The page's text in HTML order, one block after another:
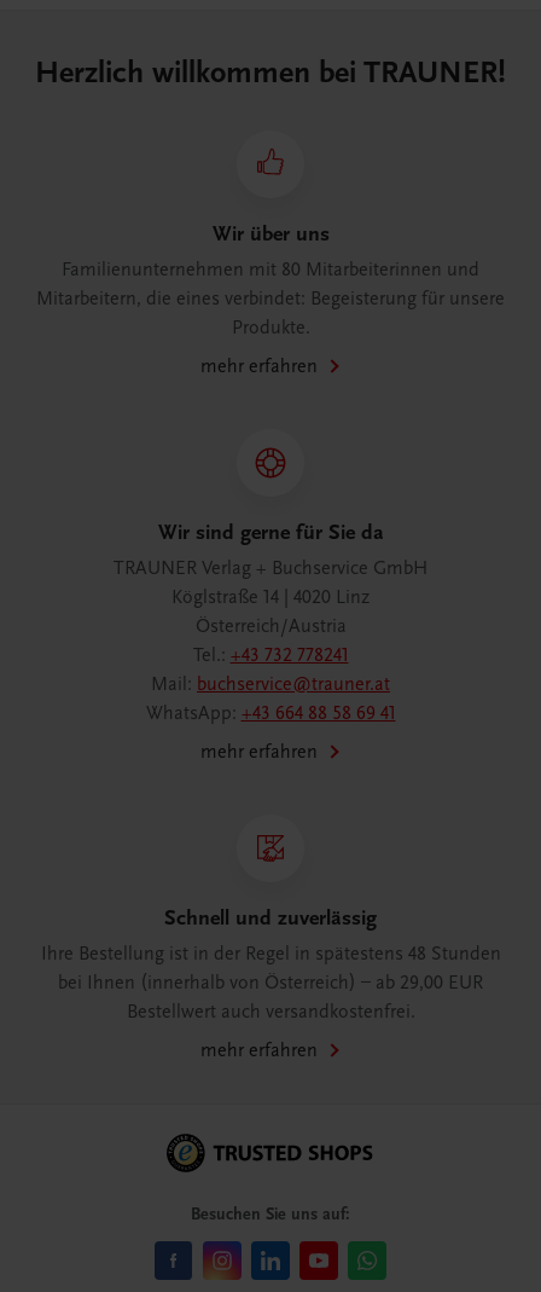
Herzlich willkommen bei TRAUNER!
Wir über uns
Familienunternehmen mit 80 Mitarbeiterinnen und
Mitarbeitern, die eines verbindet: Begeisterung für unsere
Produkte.
mehr erfahren
Wir sind gerne für Sie da
TRAUNER Verlag + Buchservice GmbH
Köglstraße 14 | 4020 Linz
Österreich/Austria
Tel.: +43 732 778241
Mail: buchservice@trauner.at
WhatsApp: +43 664 88 58 69 41
mehr erfahren
Schnell und zuverlässig
Ihre Bestellung ist in der Regel in spätestens 48 Stunden
bei Ihnen (innerhalb von Österreich) – ab 29,00 EUR
Bestellwert auch versandkostenfrei.
mehr erfahren
Besuchen Sie uns auf: